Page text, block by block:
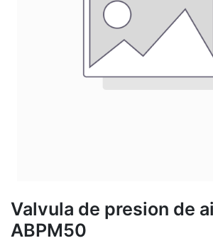
Valvula de presion de
ABPM50